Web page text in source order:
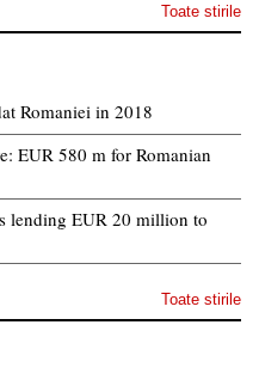
Toate stirile
Romaniei in 2018
EUR 580 m for Romanian
lending EUR 20 million to
Toate stirile